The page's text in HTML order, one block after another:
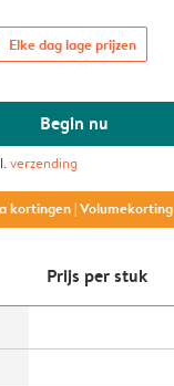
Elke dag lage prijzen
Begin nu
verzending
kortingen| Volumekorting
Prijs per stuk